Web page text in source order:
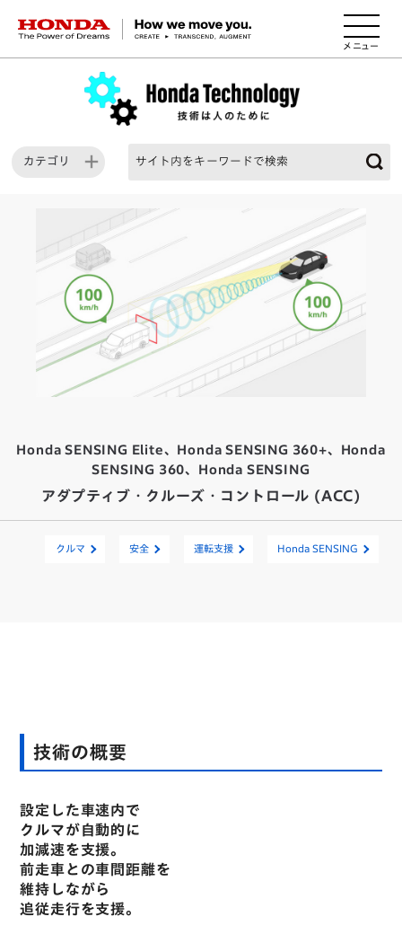
HONDA The Power of Dreams
カテゴリ
Honda SENSING Elite、Honda SENSING 360+、Honda
SENSING 360、Honda SENSING
アダプティブ・クルーズ・コントロール (ACC)
クルマ 安全 運転支援 Honda SENSING
技術の概要
設定した車速内で
クルマが自動的に
加減速を支援。
前走車との車間距離を
維持しながら
追従走行を支援。